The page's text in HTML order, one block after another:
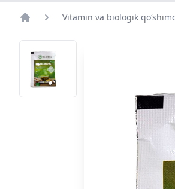
Vitamin va biologik